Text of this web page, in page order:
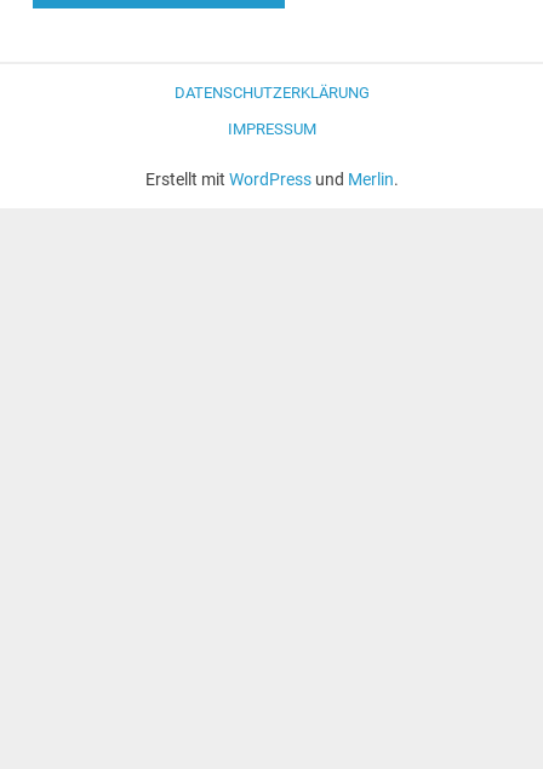
DATENSCHUTZERKLÄRUNG
IMPRESSUM
Erstellt mit WordPressund Merlin.